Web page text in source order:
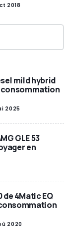
2018
mild hybrid
consommation
2025
GLE 53
en
de 4Matic EQ
2020